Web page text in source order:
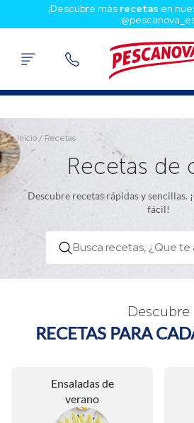
¡Descubre más recetas en
Inicio/ Recetas
Recetas de
Descubre recetas rápidas y sencillas.
fácil!
Descubre
RECETAS PARA
Ensaladas de
verano